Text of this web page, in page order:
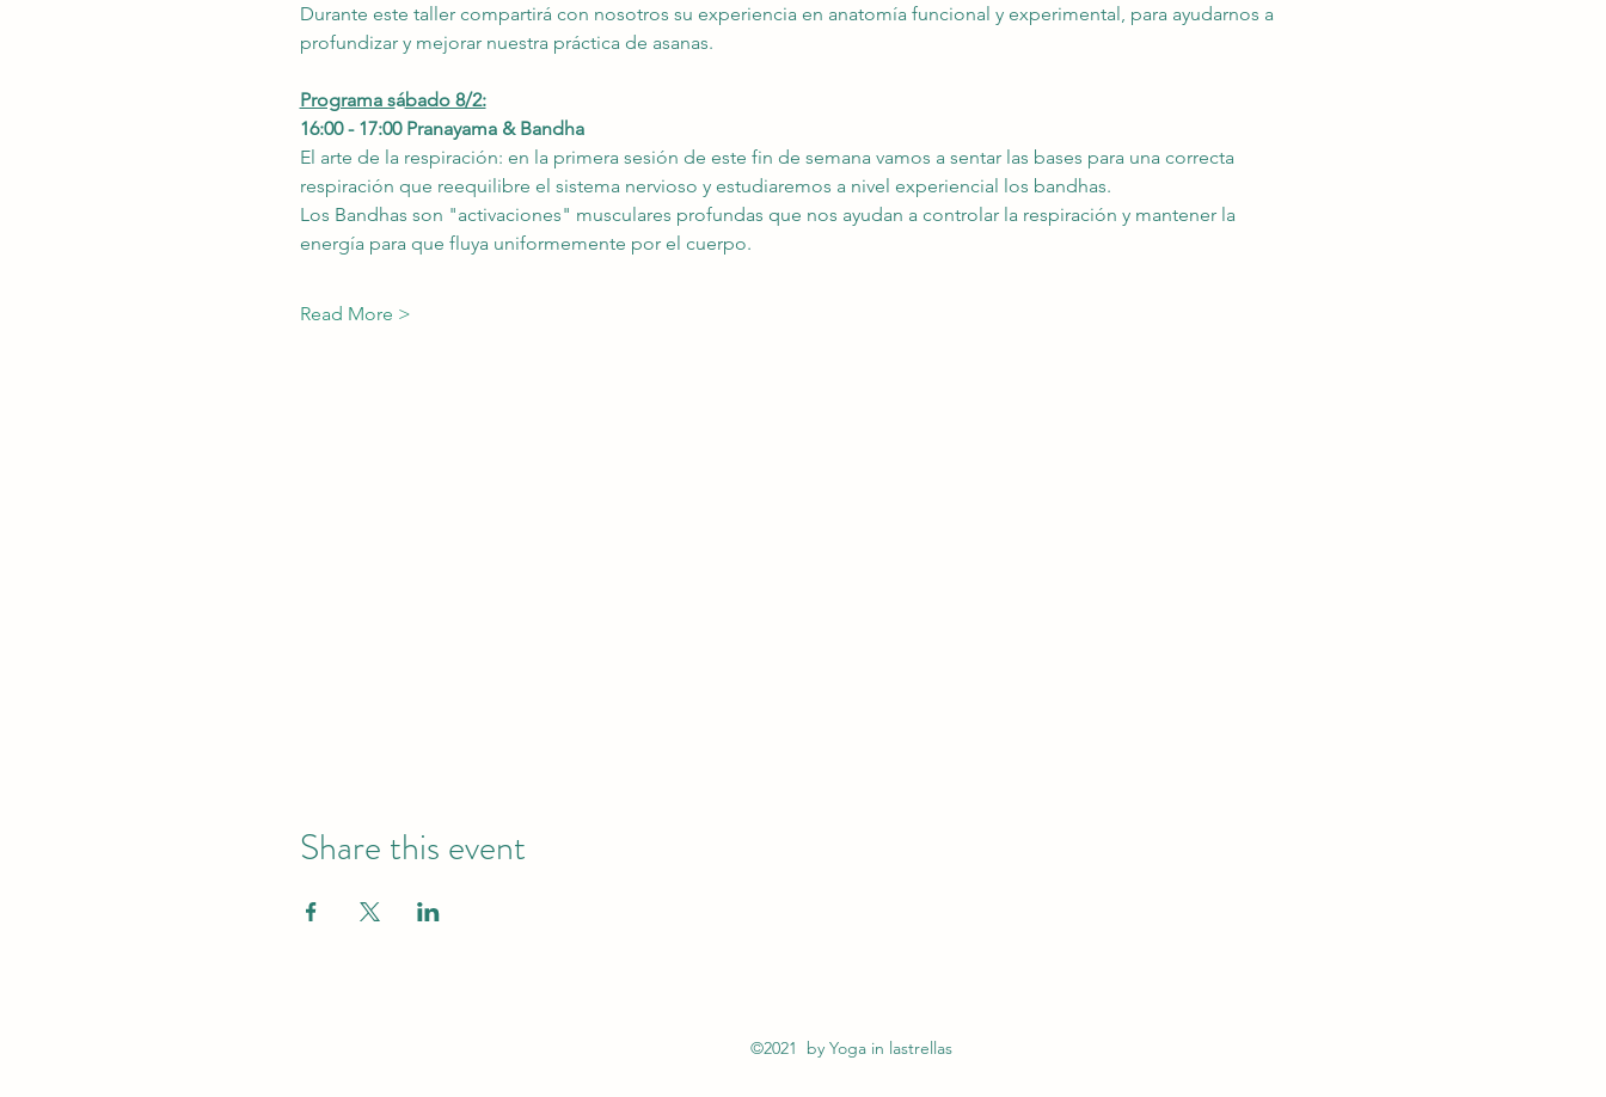
Durante este taller compartirá con nosotros su experiencia en anatomía funcional y experimental, para ayudarnos a
profundizar y mejorar nuestra práctica de asanas.
Programa sábado 8/2:
16:00 - 17:00 Pranayama & Bandha
El arte de la respiración: en la primera sesión de este fin de semana vamos a sentar las bases para una correcta
respiración que reequilibre el sistema nervioso y estudiaremos a nivel experiencial los bandhas.
Los Bandhas son "activaciones" musculares profundas que nos ayudan a controlar la respiración y mantener la
energía para que fluya uniformemente por el cuerpo.
Read More >
Share this event
©2021 by Yoga in lastrellas